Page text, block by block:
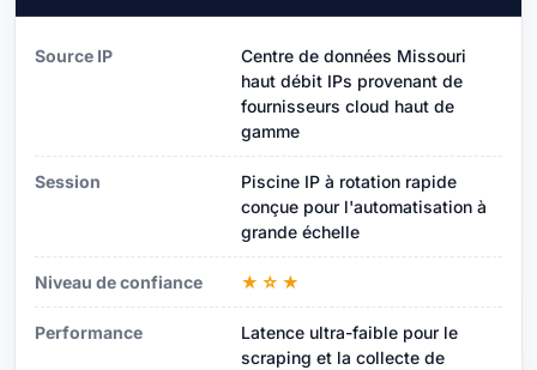
Source IP
Centre de données Missouri
haut débit IPs provenant de
fournisseurs cloud haut de
gamme
Session
Piscine IP à rotation rapide
conçue pour l'automatisation à
grande échelle
Niveau de confiance ★☆★
Performance
Latence ultra-faible pour le
scraping et la collecte de